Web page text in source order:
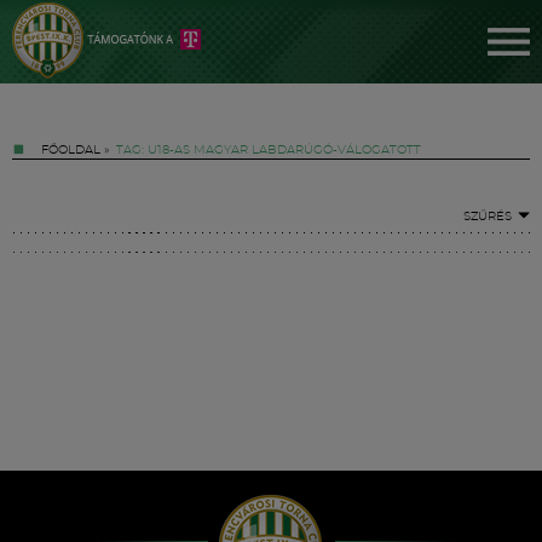
FŐOLDAL » TAG: U18-AS MAGYAR LABDARÚGÓ-VÁLOGATOTT
SZŰRÉS
Hírek